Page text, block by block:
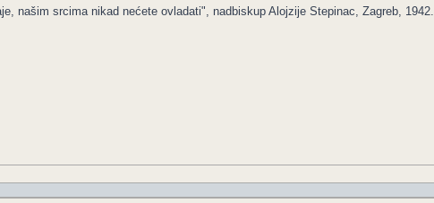
našim srcima nikad nećete ovladati", nadbiskup Alojzije Stepinac, Zagreb, 1942.